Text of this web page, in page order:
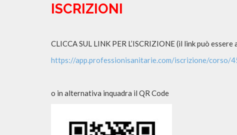
ISCRIZIONI
CLICCA SUL LINK PER L’ISCRIZIONE (il link può
https://app.professionisanitarie.com/iscrizione/corso/
o in alternativa inquadra il QR Code